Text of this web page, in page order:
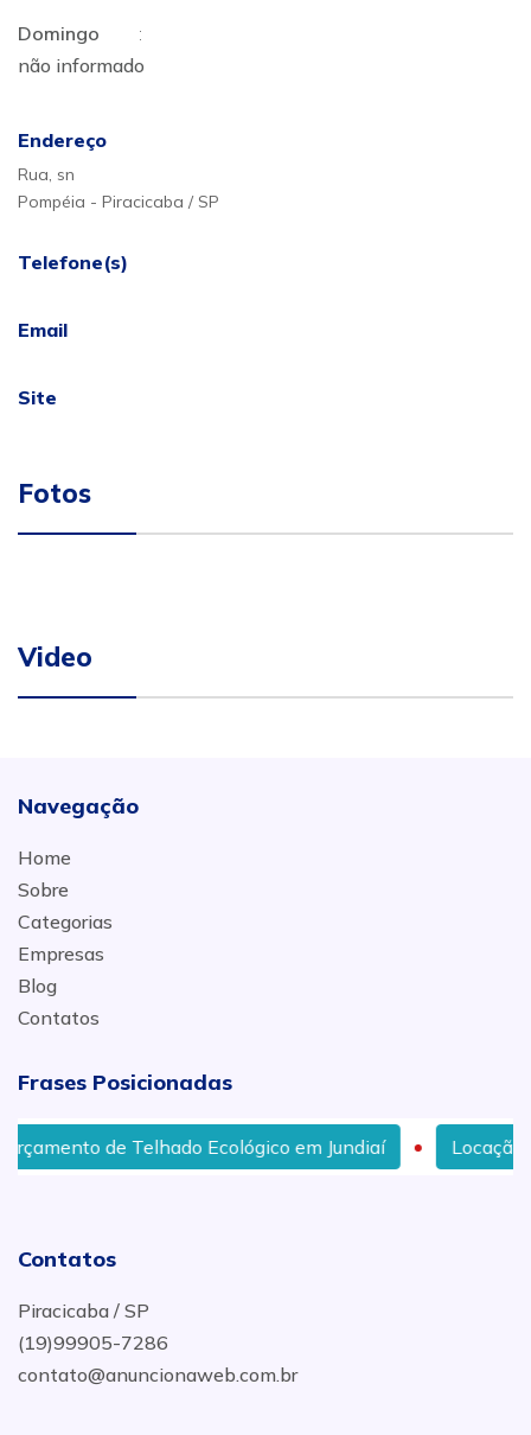
Domingo
:
não informado
Endereço
Rua, sn
Pompéia - Piracicaba / SP
Telefone(s)
Email
Site
Fotos
Video
Navegação
Home
Sobre
Categorias
Empresas
Blog
Contatos
Frases Posicionadas
de Telhado Ecológico em Jundiaí Locação
Contatos
Piracicaba / SP
(19)99905-7286
contato@anuncionaweb.com.br